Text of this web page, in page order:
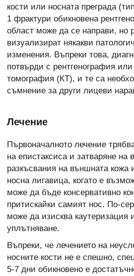
кости или носната преграда
1 фрактури обикновена
област може да се направи, но
визуализират някакви
изменения. Въпреки това,
потвърди с рентгенография
томография (КТ), и те са
съмнение за други лицеви
Лечение
Първоначалното лечение
на епистаксиса и затваряне на
разкъсвания на външната кожа
носна лигавица, когато е
може да бъде консервативно
притискайки самият нос. По-
може да изисква каутеризация
уплътняване.
Въпреки, че лечението на
носните кости не е спешно,
5-7 дни обикновено е